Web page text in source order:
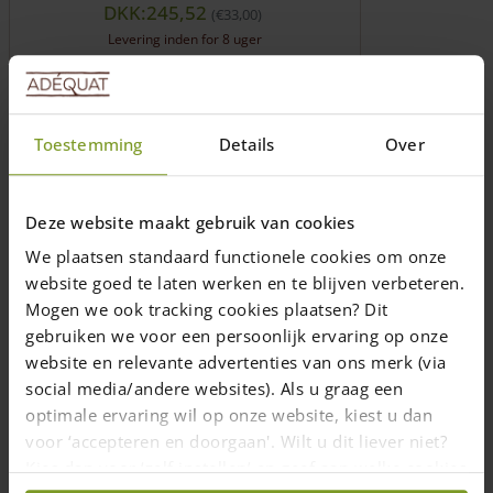
Toestemming Details Over
Deze website maakt gebruik van cookies
We plaatsen standaard functionele cookies om onze
website goed te laten werken en te blijven verbeteren.
Mogen we ook tracking cookies plaatsen? Dit
gebruiken we voor een persoonlijk ervaring op onze
website en relevante advertenties van ons merk (via
social media/andere websites). Als u graag een
optimale ervaring wil op onze website, kiest u dan
voor ‘accepteren en doorgaan'. Wilt u dit liever niet?
Kies dan voor ‘zelf instellen’ en geef aan welke cookies
DKK:245,52 €33,00
Levering inden for 8 uger
Tilføj til kurv
Rustfri stålskruer i diverse størrelser
FromDKK:171,12 €23,00
Levering inden for 8 uger